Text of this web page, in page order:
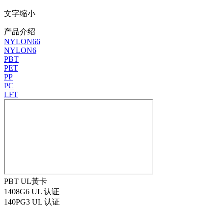
文字缩小
产品介绍
NYLON66
NYLON6
PBT
PET
PP
PC
LFT
PBT UL黃卡
1408G6 UL 认证
140PG3 UL 认证